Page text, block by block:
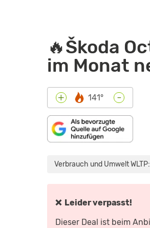
🔥Škoda
im Monat
+ 141° -
Verbrauch und Umwelt
❌ Leider verpasst!
Dieser Deal ist beim
RS
(2020):
ALLES
FAHRBERICHT